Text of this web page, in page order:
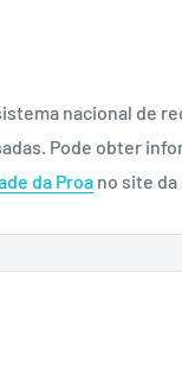
nacional de
Pode obter
da Proa no site da